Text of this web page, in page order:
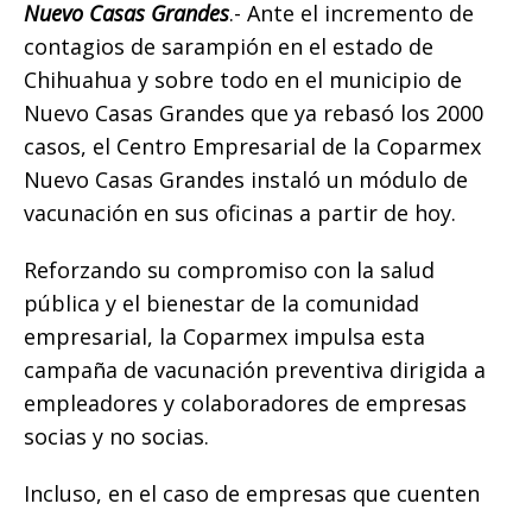
o
o
k
p
p
g
e
r
n
k
ti
r
Nuevo Casas Grandes.- Ante el incremento de
contagios de sarampión en el estado de
Chihuahua y sobre todo en el municipio de
Nuevo Casas Grandes que ya rebasó los 2000
casos, el Centro Empresarial de la Coparmex
Nuevo Casas Grandes instaló un módulo de
vacunación en sus oficinas a partir de hoy.
Reforzando su compromiso con la salud
pública y el bienestar de la comunidad
empresarial, la Coparmex impulsa esta
campaña de vacunación preventiva dirigida a
empleadores y colaboradores de empresas
socias y no socias.
Incluso, en el caso de empresas que cuenten